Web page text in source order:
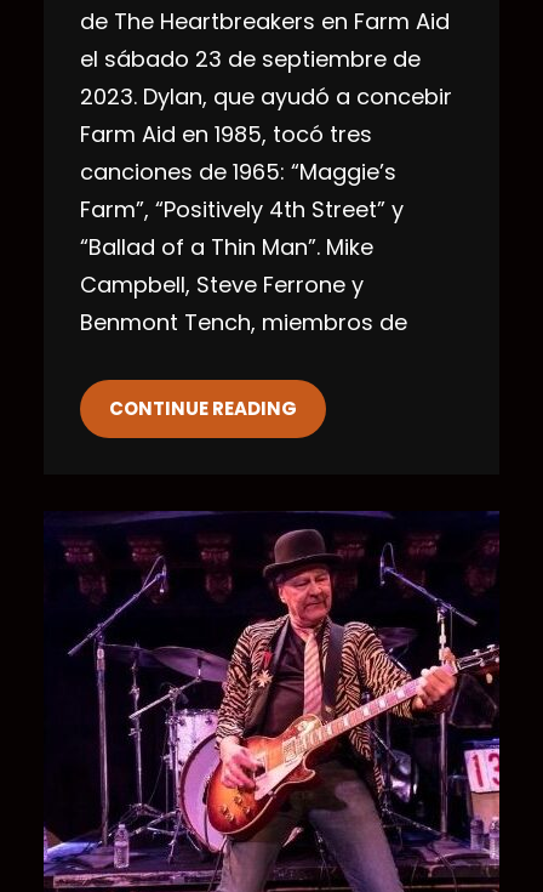
de The Heartbreakers en Farm Aid
el sábado 23 de septiembre de
2023. Dylan, que ayudó a concebir
Farm Aid en 1985, tocó tres
canciones de 1965: “Maggie’s
Farm”, “Positively 4th Street” y
“Ballad of a Thin Man”. Mike
Campbell, Steve Ferrone y
Benmont Tench, miembros de
CONTINUE READING